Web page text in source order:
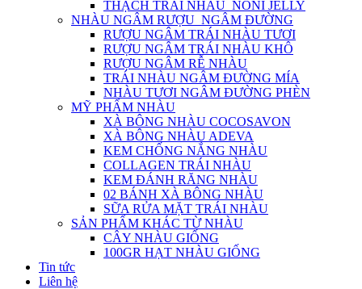
THẠCH TRÁI NHÀU_NONI JELLY
NHÀU NGÂM RƯỢU_NGÂM ĐƯỜNG
RƯỢU NGÂM TRÁI NHÀU TƯƠI
RƯỢU NGÂM TRÁI NHÀU KHÔ
RƯỢU NGÂM RỄ NHÀU
TRÁI NHÀU NGÂM ĐƯỜNG MÍA
NHÀU TƯƠI NGÂM ĐƯỜNG PHÈN
MỸ PHẨM NHÀU
XÀ BÔNG NHÀU COCOSAVON
XÀ BÔNG NHÀU ADEVA
KEM CHỐNG NẮNG NHÀU
COLLAGEN TRÁI NHÀU
KEM ĐÁNH RĂNG NHÀU
02 BÁNH XÀ BÔNG NHÀU
SỮA RỬA MẶT TRÁI NHÀU
SẢN PHẨM KHÁC TỪ NHÀU
CÂY NHÀU GIỐNG
100GR HẠT NHÀU GIỐNG
Tin tức
Liên hệ